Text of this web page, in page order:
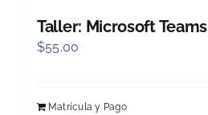
Taller: Microsoft Teams
$55.00
Matrícula y Pago